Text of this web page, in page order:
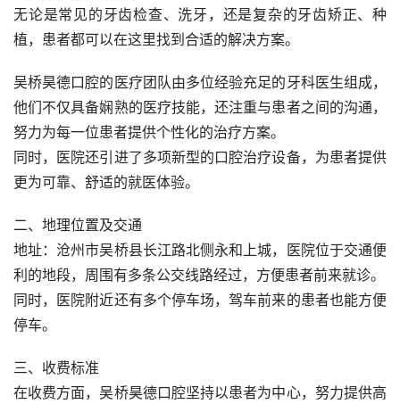
无论是常见的牙齿检查、洗牙，还是复杂的牙齿矫正、种
植，患者都可以在这里找到合适的解决方案。
吴桥昊德口腔的医疗团队由多位经验充足的牙科医生组成，
他们不仅具备娴熟的医疗技能，还注重与患者之间的沟通，
努力为每一位患者提供个性化的治疗方案。
同时，医院还引进了多项新型的口腔治疗设备，为患者提供
更为可靠、舒适的就医体验。
二、地理位置及交通
地址：沧州市吴桥县长江路北侧永和上城，医院位于交通便
利的地段，周围有多条公交线路经过，方便患者前来就诊。
同时，医院附近还有多个停车场，驾车前来的患者也能方便
停车。
三、收费标准
在收费方面，吴桥昊德口腔坚持以患者为中心，努力提供高